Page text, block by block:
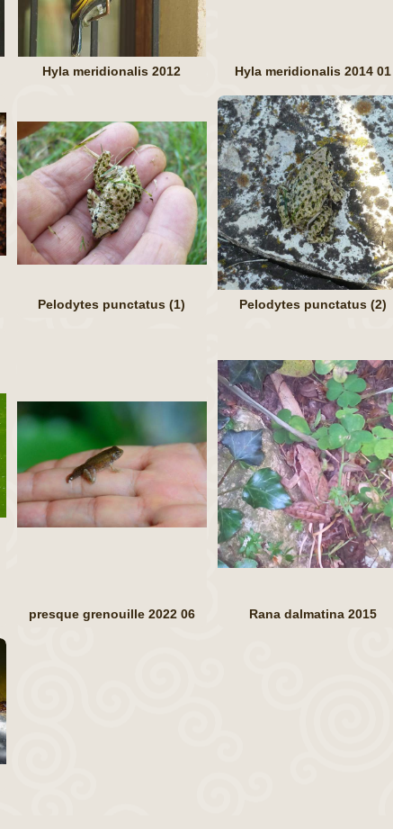
Hyla meridionalis 2012 Hyla meridionalis 2014 01
Pelodytes punctatus (1) Pelodytes punctatus (2)
presque grenouille 2022 06 Rana dalmatina 2015